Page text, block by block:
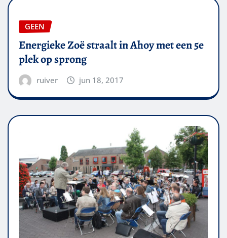
GEEN
Energieke Zoë straalt in Ahoy met een 5e
plek op sprong
ruiver jun 18, 2017